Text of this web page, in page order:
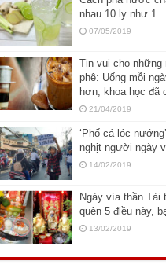
nhau 10 ly như 1
07/05/2019
Tin vui cho
phê: Uống mỗi
hơn, khoa học đã
21/04/2019
‘Phố cá lóc
nghịt người ngày
14/02/2019
Ngày vía thần Tài
quên 5 điều này,
13/02/2019